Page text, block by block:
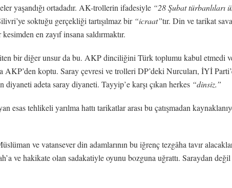
yaşandığı ortadadır. AK-trollerin ifadesiyle “28 Şubat türbanlıları
soktuğu gerçekliği tartışılmaz bir “icraat”tır. Din ve tarikat
kesimden en zayıf insana saldırmaktır.
iten bir diğer unsur da bu. AKP dinciliğini Türk toplumu kabul
koptu. Saray çevresi ve trolleri DP’deki Nurcuları, İYİ
adeta saray diyaneti. Tayyip’e karşı çıkan herkes “dinsiz.”
esas tehlikeli yarılma hattı tarikatlar arası bu çatışmadan
ve vatansever din adamlarının bu iğrenç tezgâha tavır
ve hakikate olan sadakatiyle oyunu bozguna uğrattı. Saraydan